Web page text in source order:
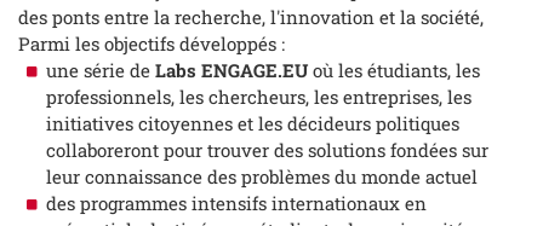
des ponts entre la recherche, l'innovation et la société,
Parmi les objectifs développés :
une série de Labs ENGAGE.EUoù les étudiants, les
professionnels, les chercheurs, les entreprises, les
initiatives citoyennes et les décideurs politiques
collaboreront pour trouver des solutions fondées sur
leur connaissance des problèmes du monde actuel
des programmes intensifs internationaux en